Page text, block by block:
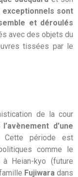
sont
et déroulés
avec des objets du
tissées par le
de la cour
l’avènement d’une
. Cette période est
comme le
Heian-kyo (future
Fujiwara dans